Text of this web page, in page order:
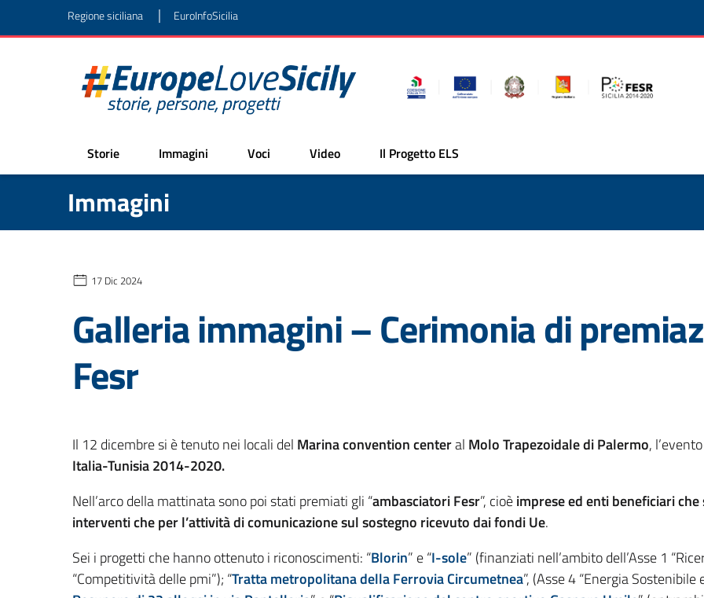
Regione siciliana | EuroInfoSicilia
Storie Immagini Voci Video Il Progetto ELS
Immagini
17 Dic 2024
Galleria immagini – Cerimonia di
Fesr
Il 12 dicembre si è tenuto nei locali del Marina convention centeral Molo Trapezoidale di Palermo,
Italia-Tunisia 2014-2020.
Nell’arco della mattinata sono poi stati premiati gli “ambasciatori Fesr”, cioèimprese ed enti beneficiari
interventi che per l’attività di comunicazione sul sostegno ricevuto dai fondi Ue.
Sei i progetti che hanno ottenuto i riconoscimenti: “Blorin” e “I-sole” (finanziati nell’ambito dell’Asse 1
“Competitività delle pmi”); “Tratta metropolitana della Ferrovia Circumetnea”, (Asse 4 “Energia Sostenibile